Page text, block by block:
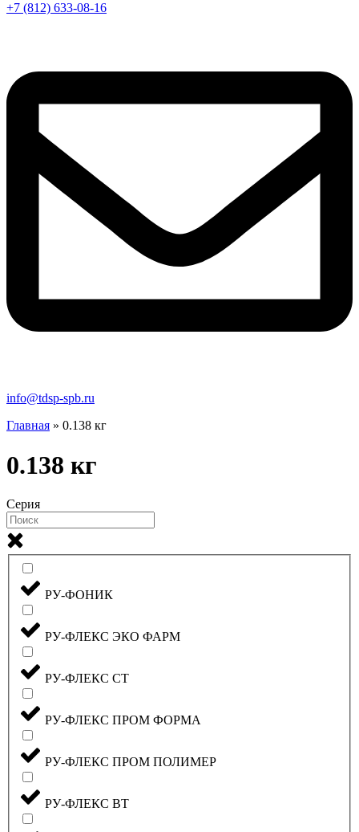
+7 (812) 633-08-16
info@tdsp-spb.ru
Главная » 0.138 кг
0.138 кг
Серия
РУ-ФОНИК
РУ-ФЛЕКС ЭКО ФАРМ
РУ-ФЛЕКС СТ
РУ-ФЛЕКС ПРОМ ФОРМА
РУ-ФЛЕКС ПРОМ ПОЛИМЕР
РУ-ФЛЕКС ВТ